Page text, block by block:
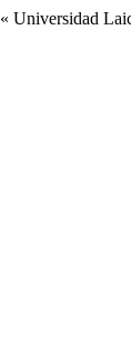
Universidad